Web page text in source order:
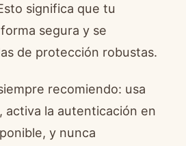
significa que tu
segura y se
de protección robustas.
recomiendo: usa
la autenticación en
y nunca